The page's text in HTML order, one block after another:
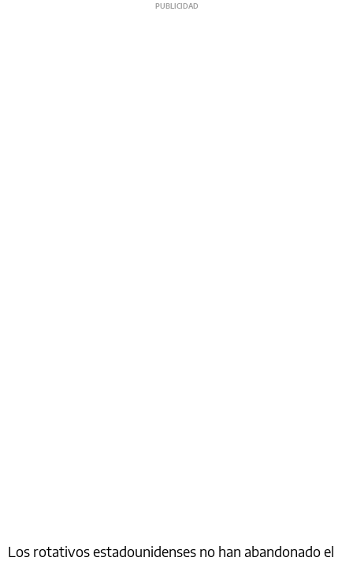
Los rotativos estadounidenses no han abandonado el